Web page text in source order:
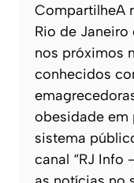
CompartilheA
Rio de
nos próximos
conhecidos
obesidade em
sistema
canal “RJ Info